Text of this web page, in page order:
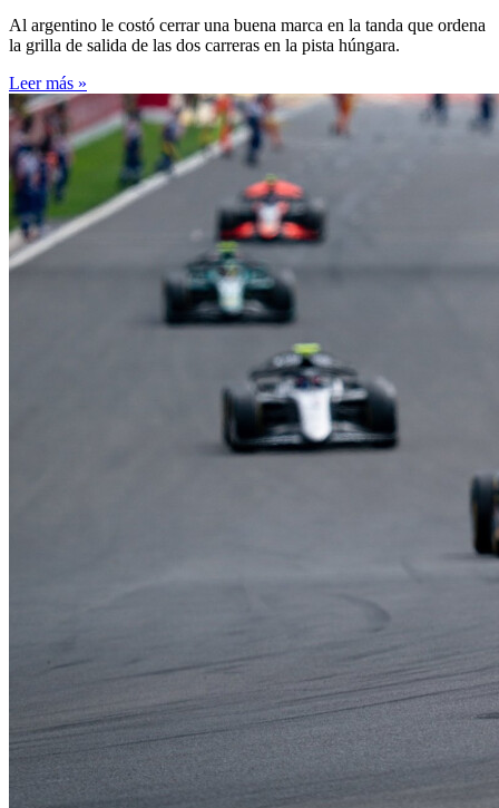
Al argentino le costó cerrar una buena marca en la tanda que ordena
la grilla de salida de las dos carreras en la pista húngara.
Leer más »